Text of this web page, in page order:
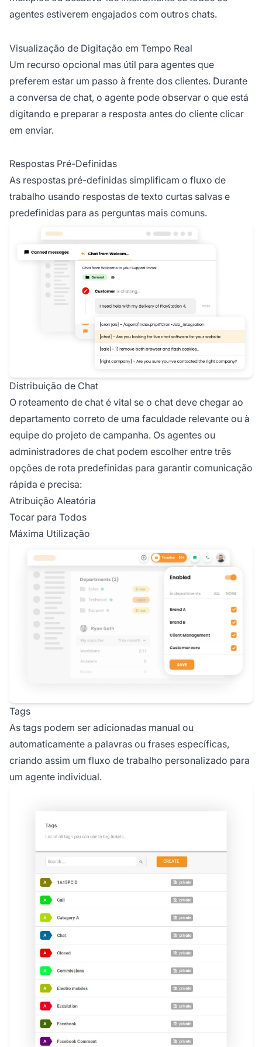
agentes estiverem engajados com outros chats.
Visualização de Digitação em Tempo Real
Um recurso opcional mas útil para agentes que
preferem estar um passo à frente dos clientes. Durante
a conversa de chat, o agente pode observar o que está
digitando e preparar a resposta antes do cliente clicar
em enviar.
Respostas Pré-Definidas
As respostas pré-definidas simplificam o fluxo de
trabalho usando respostas de texto curtas salvas e
predefinidas para as perguntas mais comuns.
Distribuição de Chat
O roteamento de chat é vital se o chat deve chegar ao
departamento correto de uma faculdade relevante ou à
equipe do projeto de campanha. Os agentes ou
administradores de chat podem escolher entre três
opções de rota predefinidas para garantir comunicação
rápida e precisa:
Atribuição Aleatória
Tocar para Todos
Máxima Utilização
Tags
As tags podem ser adicionadas manual ou
automaticamente a palavras ou frases específicas,
criando assim um fluxo de trabalho personalizado para
um agente individual.